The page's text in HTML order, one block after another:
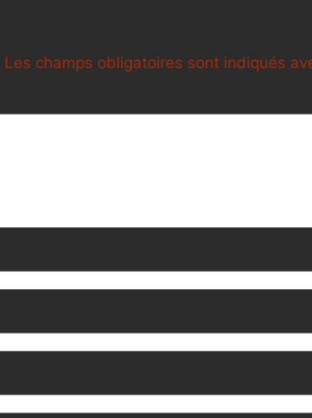
Les champs obligatoires sont indiqués